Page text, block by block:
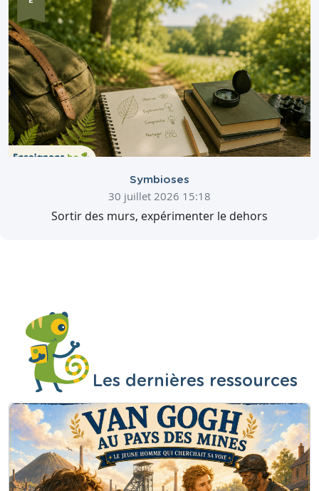
Symbioses
30 juillet 2026 15:18
Sortir des murs, expérimenter le dehors
Les dernières ressources